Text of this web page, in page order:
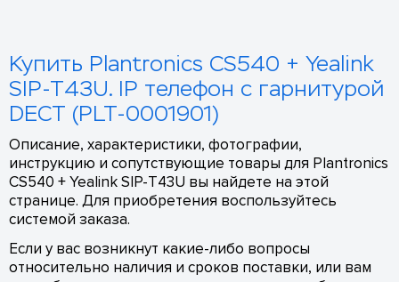
Купить Plantronics CS540 + Yealink
SIP-T43U. IP телефон с гарнитурой
DECT (PLT-0001901)
Описание, характеристики, фотографии,
инструкцию и сопутствующие товары для Plantronics
CS540 + Yealink SIP-T43U вы найдете на этой
странице. Для приобретения воспользуйтесь
системой заказа.
Если у вас возникнут какие-либо вопросы
относительно наличия и сроков поставки, или вам